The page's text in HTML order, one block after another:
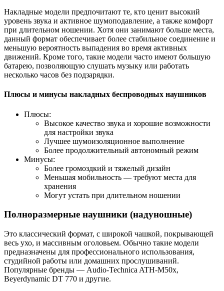
Накладные модели предпочитают те, кто ценит высокий
уровень звука и активное шумоподавление, а также комфорт
при длительном ношении. Хотя они занимают больше места,
данный формат обеспечивает более стабильное соединение и
меньшую вероятность выпадения во время активных
движений. Кроме того, такие модели часто имеют большую
батарею, позволяющую слушать музыку или работать
несколько часов без подзарядки.
Плюсы и минусы накладных беспроводных наушников
Плюсы:
Высокое качество звука и хорошие возможности
для настройки звука
Лучшее шумоизоляционное выполнение
Более продолжительный автономный режим
Минусы:
Более громоздкий и тяжелый дизайн
Меньшая мобильность — требуют места для
хранения
Могут устать при длительном ношении
Полноразмерные наушники (надуношные)
Это классический формат, с широкой чашкой, покрывающей
весь ухо, и массивным оголовьем. Обычно такие модели
предназначены для профессионального использования,
студийной работы или домашних прослушиваний.
Популярные бренды — Audio-Technica ATH-M50x,
Beyerdynamic DT 770 и другие.